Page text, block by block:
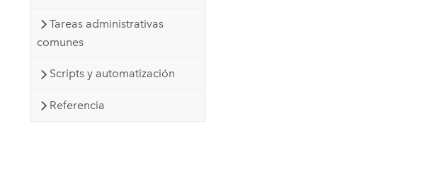
Tareas administrativas
comunes
Scripts y automatización
Referencia